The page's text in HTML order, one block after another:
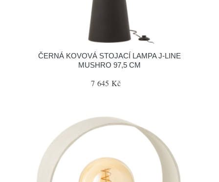
ČERNÁ KOVOVÁ STOJACÍ LAMPA J-LINE
MUSHRO 97,5 CM
7 645 Kč